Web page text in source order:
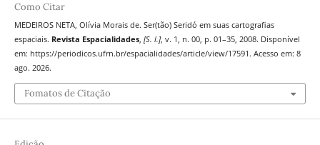
Como Citar
MEDEIROS NETA, Olívia Morais de. Ser(tão) Seridó em suas cartografias
espaciais. Revista Espacialidades, [S. l.], v. 1, n. 00, p. 01–35, 2008. Disponível
em: https://periodicos.ufrn.br/espacialidades/article/view/17591. Acesso em: 8
ago. 2026.
Fomatos de Citação